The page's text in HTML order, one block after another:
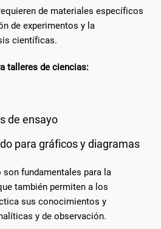
de materiales específicos
de experimentos y la
científicas.
talleres de ciencias:
de ensayo
para gráficos y diagramas
fundamentales para la
también permiten a los
sus conocimientos y
y de observación.